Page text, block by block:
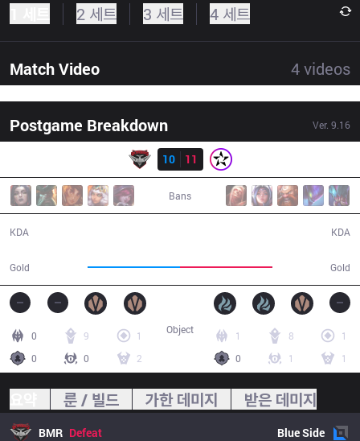
2 세트 3 세트 4 세트
Match Video 4videos
Postgame Breakdown Ver. 9.16
10
11
Bans
KDA
Gold Gold
KDA
0 9
1
0
0 2
1 8
1
0
1 1
Object
룬 / 빌드 가한 데미지 받은 데미지
BMR Defeat BlueSide